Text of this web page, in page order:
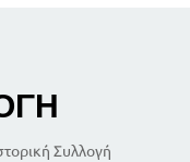
Συλλογή